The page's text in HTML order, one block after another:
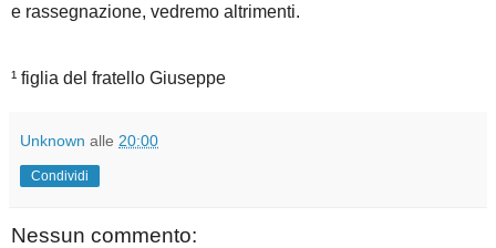
e rassegnazione, vedremo altrimenti.
¹ figlia del fratello Giuseppe
Unknown alle 20:00
Condividi
Nessun commento: